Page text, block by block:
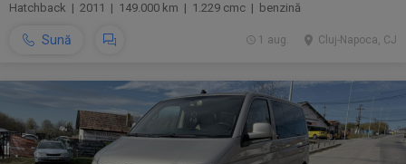
Hatchback | 2011 | 149.000 km | 1.229 cmc | benzină
Sună Cluj-Napoca, CJ
1 aug.